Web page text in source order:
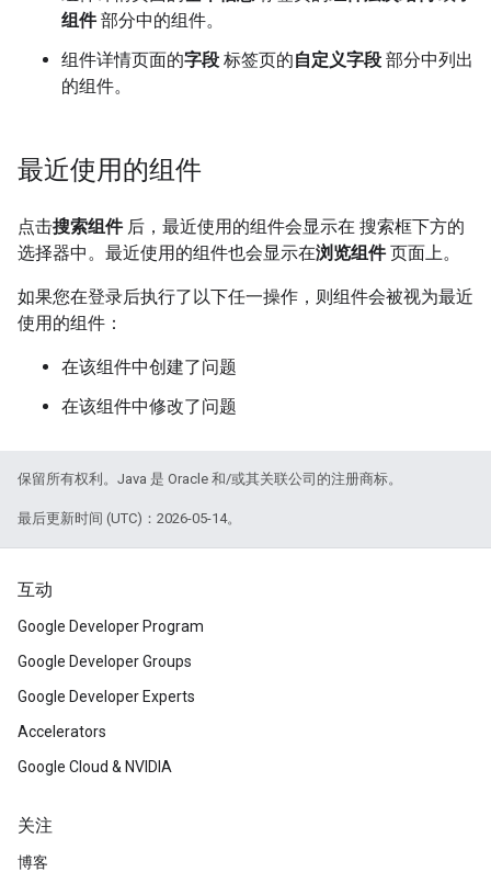
组件部分中的组件。
组件详情页面的字段 标签页的自定义字段 部分中列出
的组件。
最近使用的组件
点击搜索组件后，最近使用的组件会显示在 搜索框下方的
选择器中。最近使用的组件也会显示在浏览组件页面上。
如果您在登录后执行了以下任一操作，则组件会被视为最近
使用的组件：
在该组件中创建了问题
在该组件中修改了问题
保留所有权利。Java 是 Oracle 和/或其关联公司的注册商标。
最后更新时间 (UTC)：2026-05-14。
互动
Google Developer Program
Google Developer Groups
Google Developer Experts
Accelerators
Google Cloud & NVIDIA
关注
博客